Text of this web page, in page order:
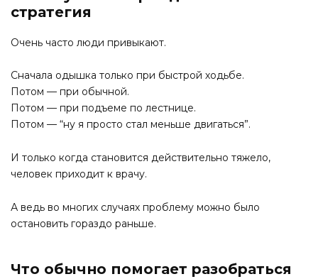
стратегия
Очень часто люди привыкают.
Сначала одышка только при быстрой ходьбе.
Потом — при обычной.
Потом — при подъеме по лестнице.
Потом — “ну я просто стал меньше двигаться”.
И только когда становится действительно тяжело,
человек приходит к врачу.
А ведь во многих случаях проблему можно было
остановить гораздо раньше.
Что обычно помогает разобраться